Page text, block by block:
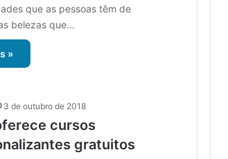
que as pessoas têm de
belezas que…
»
3 de outubro de 2018
cursos
gratuitos